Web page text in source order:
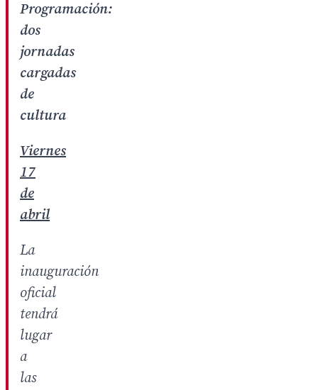
Programación:
dos
jornadas
cargadas
de
cultura
Viernes
17
de
abril
La
inauguración
oficial
tendrá
lugar
a
las